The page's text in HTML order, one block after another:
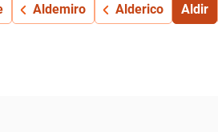
Aldemiro Alderico Aldir